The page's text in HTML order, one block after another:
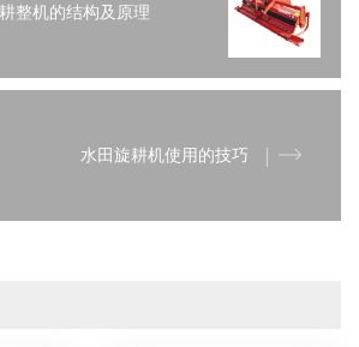
整机的结构及原理
水田旋耕机使用的技巧